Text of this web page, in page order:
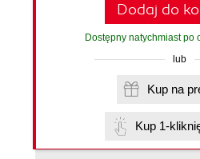
Dodaj do
Dostępny natychmiast po
lub
Kup 1-